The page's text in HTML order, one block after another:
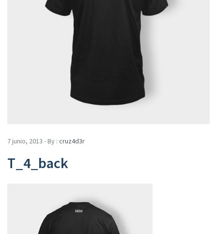
7 junio, 2013 - By : cruz4d3r
T_4_back